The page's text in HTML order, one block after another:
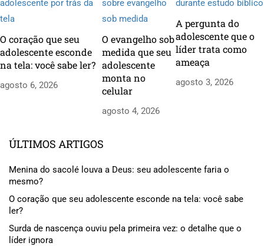
O coração que seu
adolescente esconde
na tela: você sabe ler?
agosto 6, 2026
O evangelho sob
medida que seu
adolescente
monta no
celular
agosto 4, 2026
A pergunta do
adolescente que o
líder trata como
ameaça
agosto 3, 2026
ÚLTIMOS ARTIGOS
Menina do sacolé louva a Deus: seu adolescente faria o
mesmo?
O coração que seu adolescente esconde na tela: você sabe
ler?
Surda de nascença ouviu pela primeira vez: o detalhe que o
líder ignora